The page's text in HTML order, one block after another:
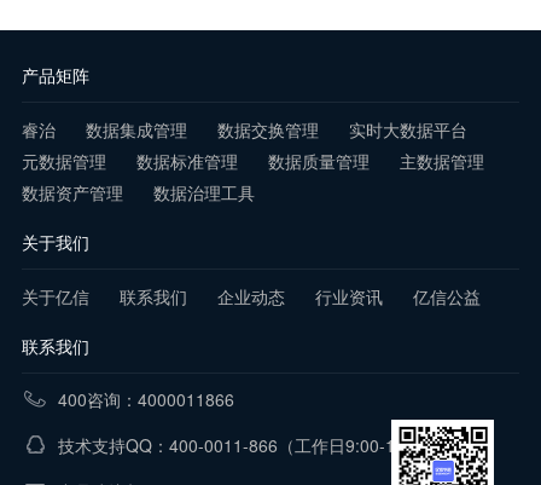
产品矩阵
睿治 数据集成管理 数据交换管理
实时大数据平台
元数据管理
数据标准管理 数据质量管理
主数据管理
数据资产管理
数据治理工具
关于我们
关于亿信 联系我们 企业动态 行业资讯 亿信公益
联系我们
400咨询：4000011866
技术支持QQ：400-0011-866 （工作日9:00-18:00）